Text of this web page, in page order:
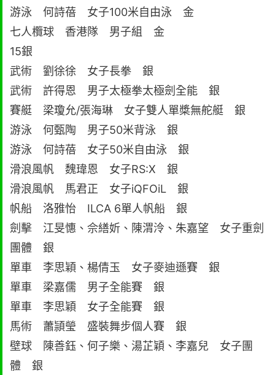
游泳 何詩蓓 女子100米自由泳 金
七人欖球 香港隊 男子組 金
15銀
武術 劉徐徐 女子長拳 銀
武術 許得恩 男子太極拳太極劍全能 銀
賽艇 梁瓊允/張海琳 女子雙人單槳無舵艇 銀
游泳 何甄陶 男子50米背泳 銀
游泳 何詩蓓 女子50米自由泳 銀
滑浪風帆 魏瑋恩 女子RS:X 銀
滑浪風帆 馬君正 女子iQFOiL 銀
帆船 洛雅怡 ILCA 6單人帆船 銀
劍擊 江旻憓、佘繕妡、陳渭泠、朱嘉望 女子重劍
團體 銀
單車 李思穎、楊倩玉 女子麥迪遜賽 銀
單車 梁嘉儒 男子全能賽 銀
單車 李思穎 女子全能賽 銀
馬術 蕭頴瑩 盛裝舞步個人賽 銀
壁球 陳善鈺、何子樂、湯芷穎、李嘉兒 女子團
體 銀